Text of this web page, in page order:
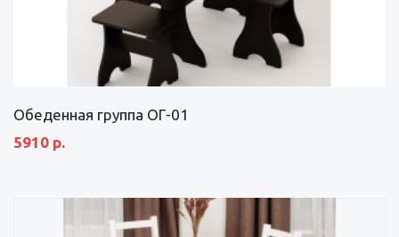
Обеденная группа ОГ-01
5910 р.